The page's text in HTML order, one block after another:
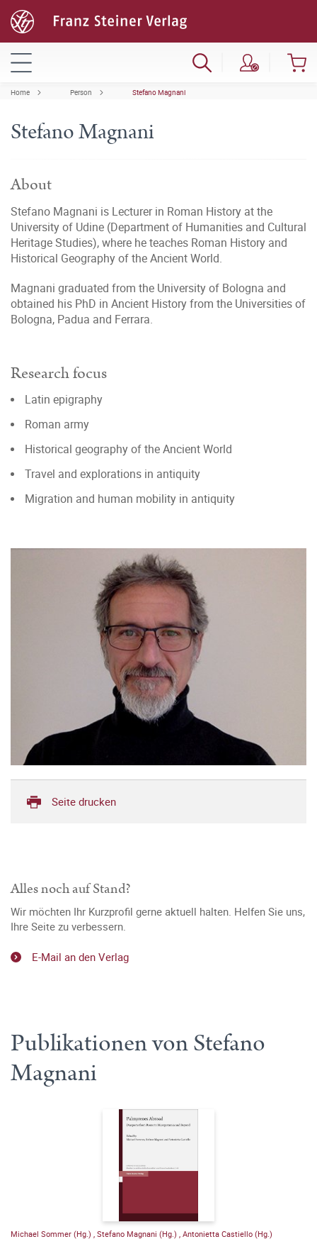
Home Person Stefano Magnani
Stefano Magnani
About
Stefano Magnani is Lecturer in Roman History at the
University of Udine (Department of Humanities and Cultural
Heritage Studies), where he teaches Roman History and
Historical Geography of the Ancient World.
Magnani graduated from the University of Bologna and
obtained his PhD in Ancient History from the Universities of
Bologna, Padua and Ferrara.
Research focus
Latin epigraphy
Roman army
Historical geography of the Ancient World
Travel and explorations in antiquity
Migration and human mobility in antiquity
Seite drucken
Alles noch auf Stand?
Wir möchten Ihr Kurzprofil gerne aktuell halten. Helfen Sie uns,
Ihre Seite zu verbessern.
E-Mail an den Verlag
Publikationen von Stefano
Magnani
Michael Sommer (Hg.) Stefano Magnani (Hg.) Antonietta Castiello (Hg.)